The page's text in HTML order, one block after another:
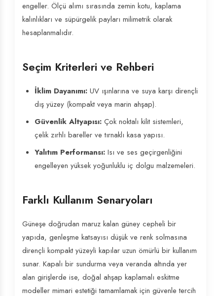
engeller. Ölçü alımı sırasında zemin kotu, kaplama
kalınlıkları ve süpürgelik payları milimetrik olarak
hesaplanmalıdır.
Seçim Kriterleri ve Rehberi
İklim Dayanımı: UV ışınlarına ve suya karşı dirençli
dış yüzey (kompakt veya marin ahşap).
Güvenlik Altyapısı: Çok noktalı kilit sistemleri,
çelik zırhlı bareller ve tırnaklı kasa yapısı.
Yalıtım Performansı: Isı ve ses geçirgenliğini
engelleyen yüksek yoğunluklu iç dolgu malzemeleri.
Farklı Kullanım Senaryoları
Güneşe doğrudan maruz kalan güney cepheli bir
yapıda, genleşme katsayısı düşük ve renk solmasına
dirençli kompakt yüzeyli kapılar uzun ömürlü bir kullanım
sunar. Kapalı bir sundurma veya veranda altında yer
alan girişlerde ise, doğal ahşap kaplamalı eskitme
modeller mimari estetiği tamamlamak için güvenle tercih